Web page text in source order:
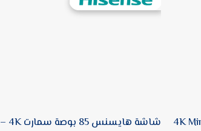
شاشة هايسنس 85 بوصة سمارت 4K – نظام فيدا